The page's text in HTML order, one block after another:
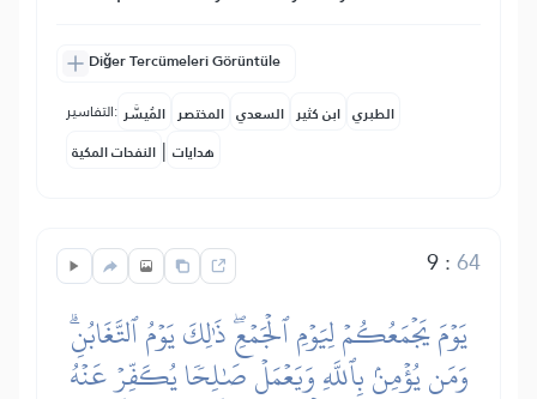
Diğer Tercümeleri Görüntüle
التفاسير: المُيسَّر المختصر السعدي ابن كثير الطبري
النفحات المكية | هدايات
9:64
يَوۡمَ يَجۡمَعُكُمۡ لِيَوۡمِ ٱلۡجَمۡعِۖ ذَٰلِكَ يَوۡمُ ٱلتَّغَابُنِۗ
وَمَن يُؤۡمِنۢ بِٱللَّهِ وَيَعۡمَلۡ صَٰلِحٗا يُكَفِّرۡ عَنۡهُ